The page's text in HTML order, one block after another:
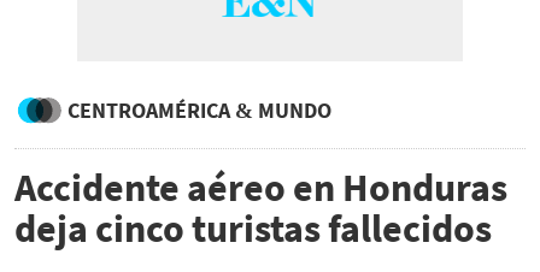
CENTROAMÉRICA & MUNDO
Accidente aéreo en Honduras
deja cinco turistas fallecidos